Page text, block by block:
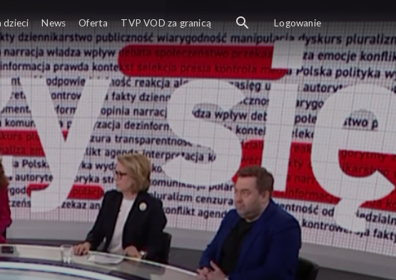
dzieci News Oferta TVP VOD za granicą Logowanie